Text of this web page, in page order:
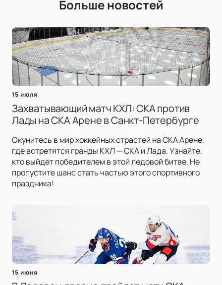
Больше новостей
15 июля
Захватывающий матч КХЛ: СКА против
Лады на СКА Арене в Санкт-Петербурге
Окунитесь в мир хоккейных страстей на СКА Арене,
где встретятся гранды КХЛ — СКА и Лада. Узнайте,
кто выйдет победителем в этой ледовой битве. Не
пропустите шанс стать частью этого спортивного
праздника!
15 июня